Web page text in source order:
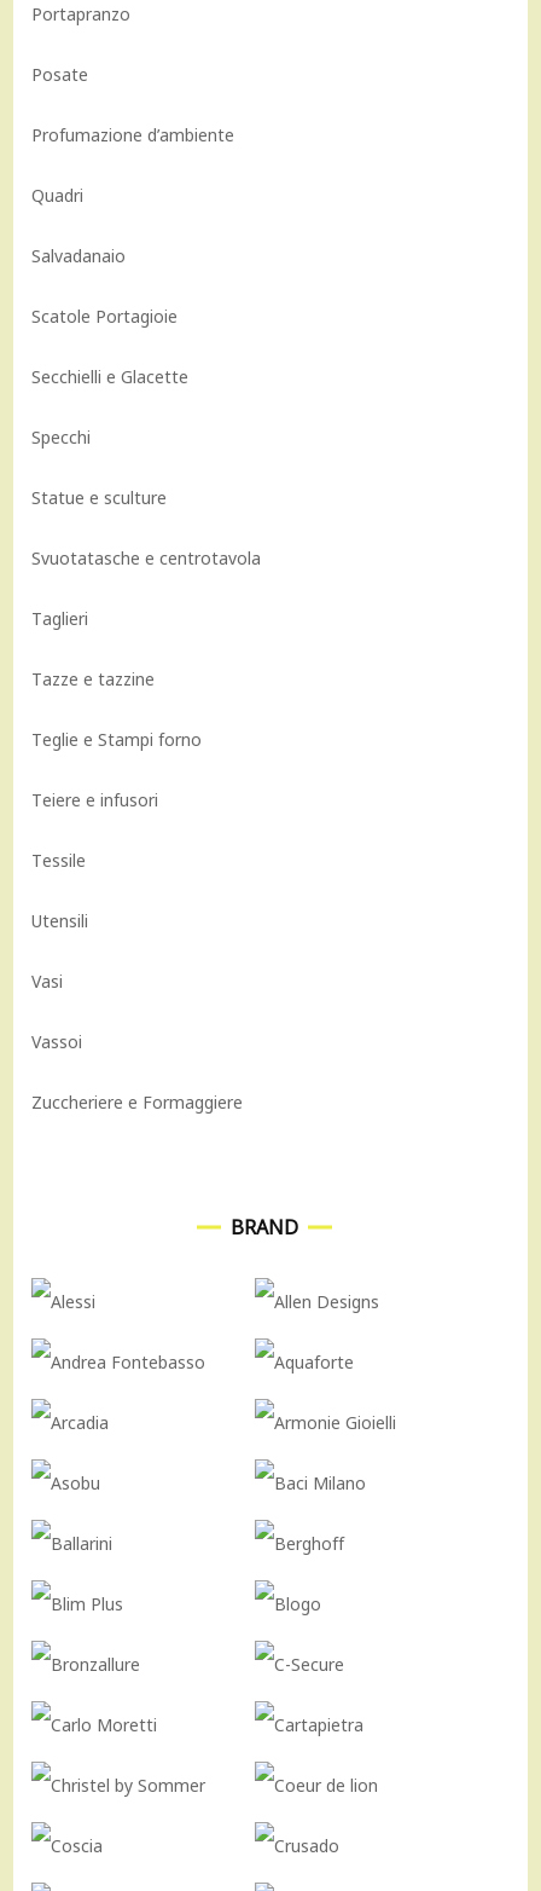
Portapranzo
Posate
Profumazione d’ambiente
Quadri
Salvadanaio
Scatole Portagioie
Secchielli e Glacette
Specchi
Statue e sculture
Svuotatasche e centrotavola
Taglieri
Tazze e tazzine
Teglie e Stampi forno
Teiere e infusori
Tessile
Utensili
Vasi
Vassoi
Zuccheriere e Formaggiere
BRAND